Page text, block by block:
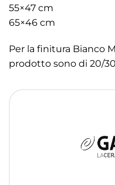
55×47 cm
65×46 cm
Per la finitura Bianco
prodotto sono di 20/